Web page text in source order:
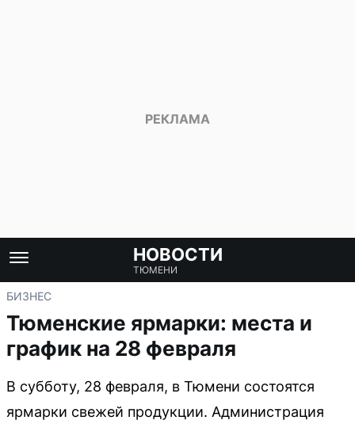
НОВОСТИ
ТЮМЕНИ
БИЗНЕС
Тюменские ярмарки: места и
график на 28 февраля
В субботу, 28 февраля, в Тюмени состоятся
ярмарки свежей продукции. Администрация